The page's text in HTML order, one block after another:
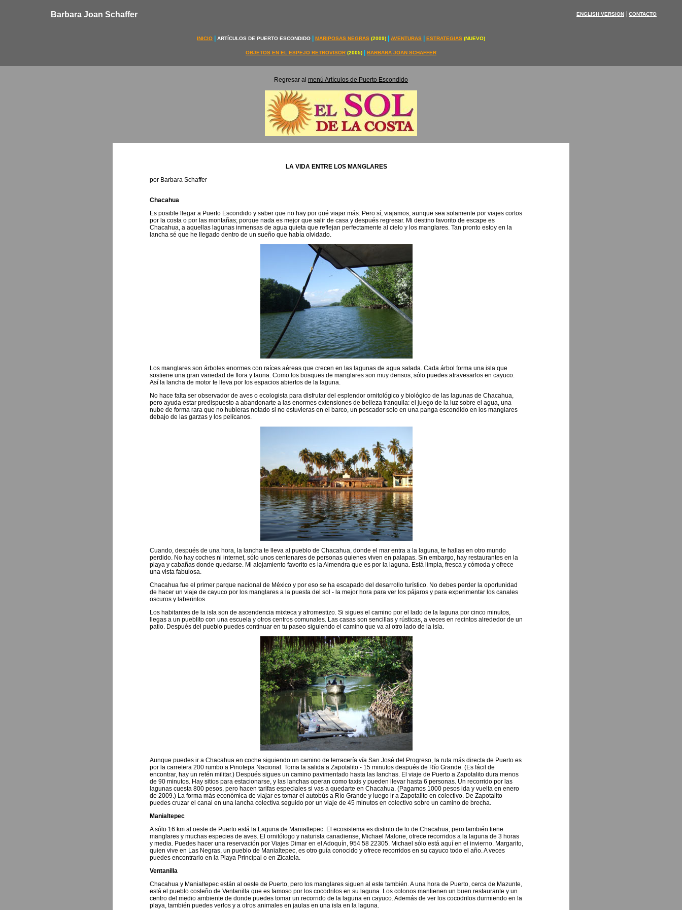
Regresar al menú Artículos de Puerto Escondido
LA VIDA ENTRE LOS MANGLARES
por Barbara Schaffer
Chacahua
Es posible llegar a Puerto Escondido y saber que no hay por qué viajar más. Pero sí, viajamos, aunque sea solamente por viajes cortos
por la costa o por las montañas; porque nada es mejor que salir de casa y después regresar. Mi destino favorito de escape es
Chacahua, a aquellas lagunas inmensas de agua quieta que reflejan perfectamente al cielo y los manglares. Tan pronto estoy en la
lancha sé que he llegado dentro de un sueño que había olvidado.
Los manglares son árboles enormes con raíces aéreas que crecen en las lagunas de agua salada. Cada árbol forma una isla que
sostiene una gran variedad de flora y fauna. Como los bosques de manglares son muy densos, sólo puedes atravesarlos en cayuco.
Así la lancha de motor te lleva por los espacios abiertos de la laguna.
No hace falta ser observador de aves o ecologista para disfrutar del esplendor ornitológico y biológico de las lagunas de Chacahua,
pero ayuda estar predispuesto a abandonarte a las enormes extensiones de belleza tranquila: el juego de la luz sobre el agua, una
nube de forma rara que no hubieras notado si no estuvieras en el barco, un pescador solo en una panga escondido en los manglares
debajo de las garzas y los pelícanos.
Cuando, después de una hora, la lancha te lleva al pueblo de Chacahua, donde el mar entra a la laguna, te hallas en otro mundo
perdido. No hay coches ni internet, sólo unos centenares de personas quienes viven en palapas. Sin embargo, hay restaurantes en la
playa y cabañas donde quedarse. Mi alojamiento favorito es la Almendra que es por la laguna. Está limpia, fresca y cómoda y ofrece
una vista fabulosa.
Chacahua fue el primer parque nacional de México y por eso se ha escapado del desarrollo turístico. No debes perder la oportunidad
de hacer un viaje de cayuco por los manglares a la puesta del sol - la mejor hora para ver los pájaros y para experimentar los canales
oscuros y laberintos.
Los habitantes de la isla son de ascendencia mixteca y afromestizo. Si sigues el camino por el lado de la laguna por cinco minutos,
llegas a un pueblito con una escuela y otros centros comunales. Las casas son sencillas y rústicas, a veces en recintos alrededor de un
patio. Después del pueblo puedes continuar en tu paseo siguiendo el camino que va al otro lado de la isla.
Aunque puedes ir a Chacahua en coche siguiendo un camino de terracería vía San José del Progreso, la ruta más directa de Puerto es
por la carretera 200 rumbo a Pinotepa Nacional. Toma la salida a Zapotalito - 15 minutos después de Río Grande. (Es fácil de
encontrar, hay un retén militar.) Después sigues un camino pavimentado hasta las lanchas. El viaje de Puerto a Zapotalito dura menos
de 90 minutos. Hay sitios para estacionarse, y las lanchas operan como taxis y pueden llevar hasta 6 personas. Un recorrido por las
lagunas cuesta 800 pesos, pero hacen tarifas especiales si vas a quedarte en Chacahua. (Pagamos 1000 pesos ida y vuelta en enero
de 2009.) La forma más económica de viajar es tomar el autobús a Río Grande y luego ir a Zapotalito en colectivo. De Zapotalito
puedes cruzar el canal en una lancha colectiva seguido por un viaje de 45 minutos en colectivo sobre un camino de brecha.
Manialtepec
A sólo 16 km al oeste de Puerto está la Laguna de Manialtepec. El ecosistema es distinto de lo de Chacahua, pero también tiene
manglares y muchas especies de aves. El ornitólogo y naturista canadiense, Michael Malone, ofrece recorridos a la laguna de 3 horas
y media. Puedes hacer una reservación por Viajes Dimar en el Adoquín, 954 58 22305. Michael sólo está aquí en el invierno. Margarito,
quien vive en Las Negras, un pueblo de Manialtepec, es otro guía conocido y ofrece recorridos en su cayuco todo el año. A veces
puedes encontrarlo en la Playa Principal o en Zicatela.
Ventanilla
Chacahua y Manialtepec están al oeste de Puerto, pero los manglares siguen al este también. A una hora de Puerto, cerca de Mazunte,
está el pueblo costeño de Ventanilla que es famoso por los cocodrilos en su laguna. Los colonos mantienen un buen restaurante y un
centro del medio ambiente de donde puedes tomar un recorrido de la laguna en cayuco. Además de ver los cocodrilos durmiendo en la
playa, también puedes verlos y a otros animales en jaulas en una isla en la laguna.
Barbara Joan Schaffer ENGLISH VERSION CONTACTO
INICIO ARTÍCULOS DE PUERTO ESCONDIDO MARIPOSAS NEGRAS (2009) AVENTURAS ESTRATEGIAS (NUEVO)
OBJETOS EN EL ESPEJO RETROVISOR (2005) BARBARA JOAN SCHAFFER